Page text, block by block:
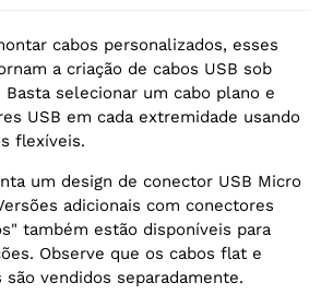
cabos personalizados, esses
a criação de cabos USB sob
selecionar um cabo plano e
USB em cada extremidade usando
flexíveis.
um design de conector USB Micro
adicionais com conectores
também estão disponíveis para
Observe que os cabos flat e
vendidos separadamente.